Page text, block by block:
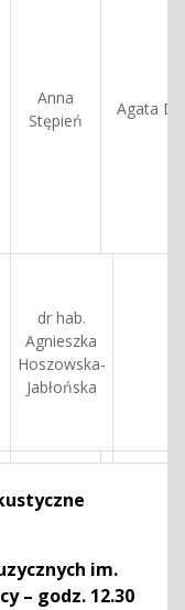
Anna
Stępień
Agata
dr hab.
Agnieszka
Hoszowska-
Jabłońska
im.
– godz. 12.30